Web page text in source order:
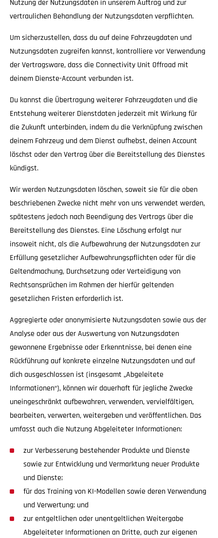
Nutzung der Nutzungsdaten in unserem Auftrag und zur
vertraulichen Behandlung der Nutzungsdaten verpflichten.
Um sicherzustellen, dass du auf deine Fahrzeugdaten und
Nutzungsdaten zugreifen kannst, kontrolliere vor Verwendung
der Vertragsware, dass die Connectivity Unit Offroad mit
deinem Dienste-Account verbunden ist.
Du kannst die Übertragung weiterer Fahrzeugdaten und die
Entstehung weiterer Dienstdaten jederzeit mit Wirkung für
die Zukunft unterbinden, indem du die Verknüpfung zwischen
deinem Fahrzeug und dem Dienst aufhebst, deinen Account
löschst oder den Vertrag über die Bereitstellung des Dienstes
kündigst.
Wir werden Nutzungsdaten löschen, soweit sie für die oben
beschriebenen Zwecke nicht mehr von uns verwendet werden,
spätestens jedoch nach Beendigung des Vertrags über die
Bereitstellung des Dienstes. Eine Löschung erfolgt nur
insoweit nicht, als die Aufbewahrung der Nutzungsdaten zur
Erfüllung gesetzlicher Aufbewahrungspflichten oder für die
Geltendmachung, Durchsetzung oder Verteidigung von
Rechtsansprüchen im Rahmen der hierfür geltenden
gesetzlichen Fristen erforderlich ist.
Aggregierte oder anonymisierte Nutzungsdaten sowie aus der
Analyse oder aus der Auswertung von Nutzungsdaten
gewonnene Ergebnisse oder Erkenntnisse, bei denen eine
Rückführung auf konkrete einzelne Nutzungsdaten und auf
dich ausgeschlossen ist (insgesamt „Abgeleitete
Informationen“), können wir dauerhaft für jegliche Zwecke
uneingeschränkt aufbewahren, verwenden, vervielfältigen,
bearbeiten, verwerten, weitergeben und veröffentlichen. Das
umfasst auch die Nutzung Abgeleiteter Informationen:
zur Verbesserung bestehender Produkte und Dienste
sowie zur Entwicklung und Vermarktung neuer Produkte
und Dienste;
für das Training von KI-Modellen sowie deren Verwendung
und Verwertung; und
zur entgeltlichen oder unentgeltlichen Weitergabe
Abgeleiteter Informationen an Dritte, auch zur eigenen